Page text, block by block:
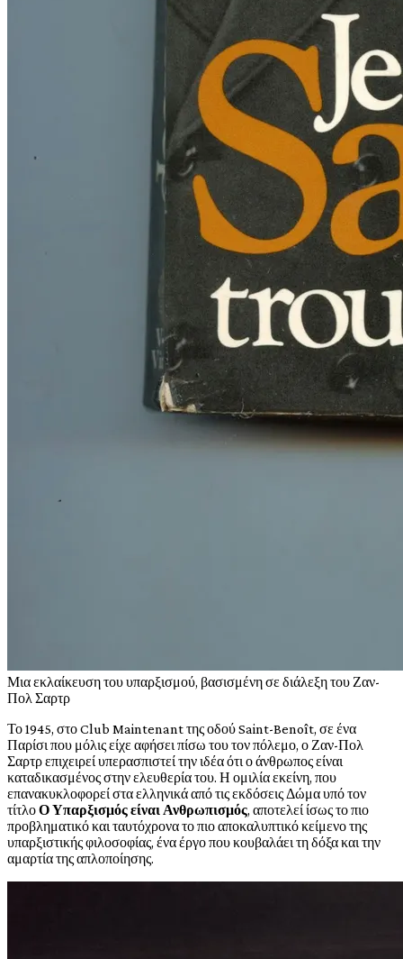
Μια εκλαίκευση του υπαρξισμού, βασισμένη σε διάλεξη του Ζαν-
Πολ Σαρτρ
Το 1945, στο Club Maintenant της οδού Saint-Benoît, σε ένα
Παρίσι που μόλις είχε αφήσει πίσω του τον πόλεμο, ο Ζαν-Πολ
Σαρτρ επιχειρεί υπερασπιστεί την ιδέα ότι ο άνθρωπος είναι
καταδικασμένος στην ελευθερία του. Η ομιλία εκείνη, που
επανακυκλοφορεί στα ελληνικά από τις εκδόσεις Δώμα υπό τον
τίτλοΟ Υπαρξισμός είναι Ανθρωπισμός, αποτελεί ίσως το πιο
προβληματικό και ταυτόχρονα το πιο αποκαλυπτικό κείμενο της
υπαρξιστικής φιλοσοφίας, ένα έργο που κουβαλάει τη δόξα και την
αμαρτία της απλοποίησης.